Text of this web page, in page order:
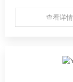
查看详情